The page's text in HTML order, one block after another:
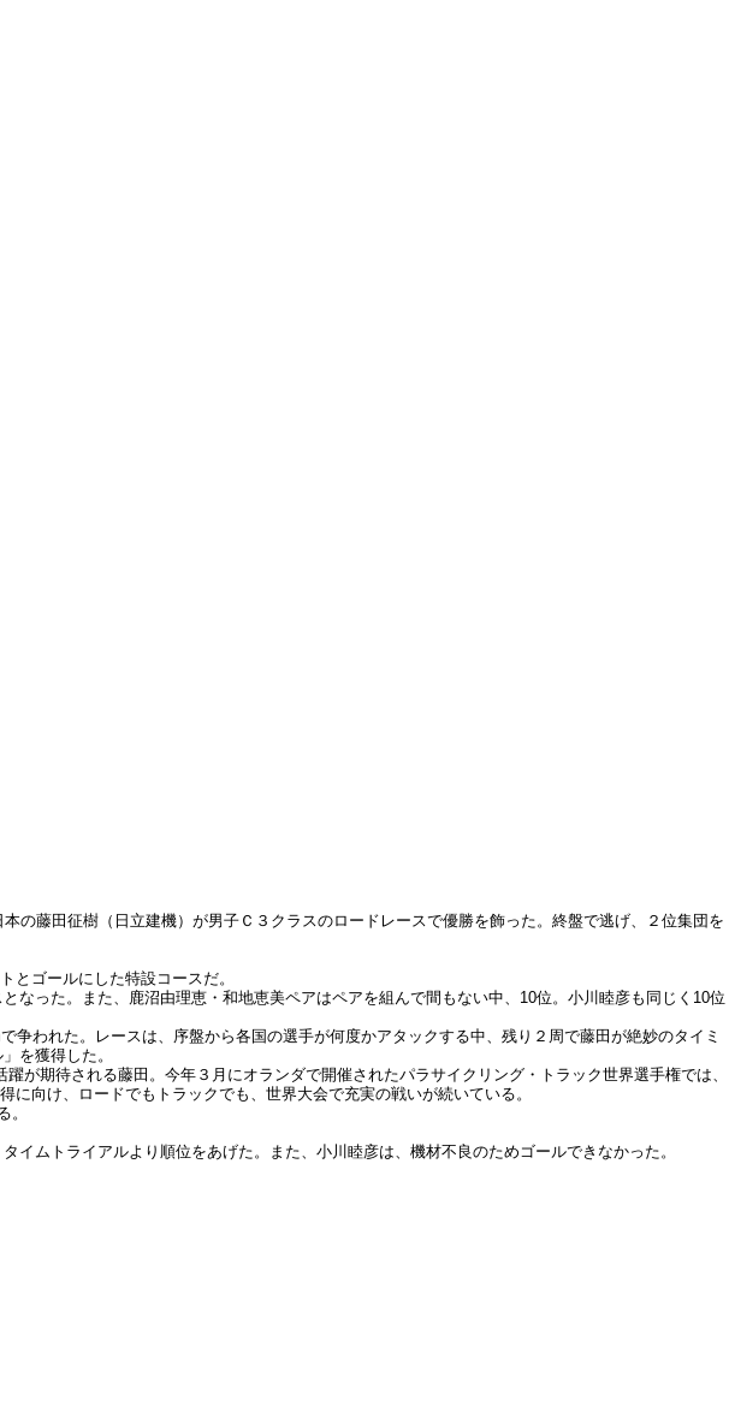
の藤田征樹（日立建機）が男子Ｃ３クラスのロードレースで優勝を飾った。終盤で逃げ、２位集団を
とゴールにした特設コースだ。
った。また、鹿沼由理恵・和地恵美ペアはペアを組んで間もない中、10位。小川睦彦も同じく10位
われた。レースは、序盤から各国の選手が何度かアタックする中、残り２周で藤田が絶妙のタイミ
を獲得した。
が期待される藤田。今年３月にオランダで開催されたパラサイクリング・トラック世界選手権では、
向け、ロードでもトラックでも、世界大会で充実の戦いが続いている。
。
ムトライアルより順位をあげた。また、小川睦彦は、機材不良のためゴールできなかった。